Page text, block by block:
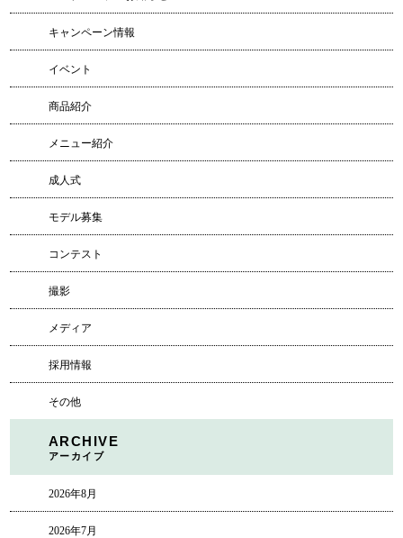
キャンペーン情報
イベント
商品紹介
メニュー紹介
成人式
モデル募集
コンテスト
撮影
メディア
採用情報
その他
ARCHIVE
アーカイブ
2026年8月
2026年7月